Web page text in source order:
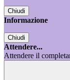
Chiudi
Informazione
Chiudi
Attendere...
Attendere il